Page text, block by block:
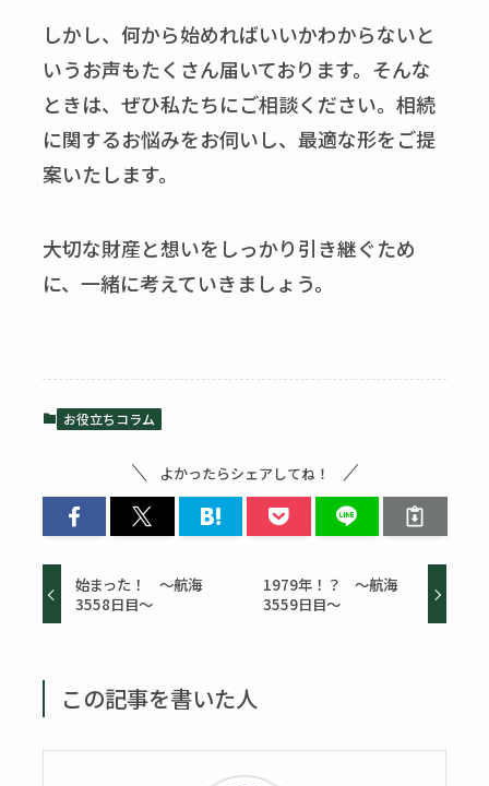
しかし、何から始めればいいかわからないと
いうお声もたくさん届いております。そんな
ときは、ぜひ私たちにご相談ください。相続
に関するお悩みをお伺いし、最適な形をご提
案いたします。
大切な財産と想いをしっかり引き継ぐため
に、一緒に考えていきましょう。
お役立ちコラム
よかったらシェアしてね！
始まった！ ～航海
3558日目～
1979年！？ ～航海
3559日目～
この記事を書いた人